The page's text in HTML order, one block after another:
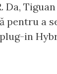
Da,
a
in